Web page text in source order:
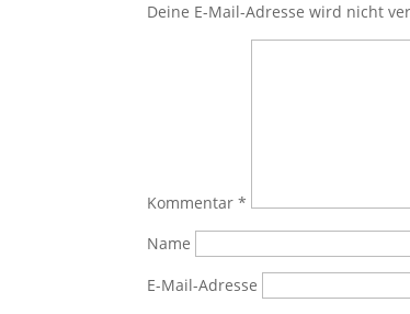
Deine E-Mail-Adresse wird nicht
Kommentar*
Name
E-Mail-Adresse